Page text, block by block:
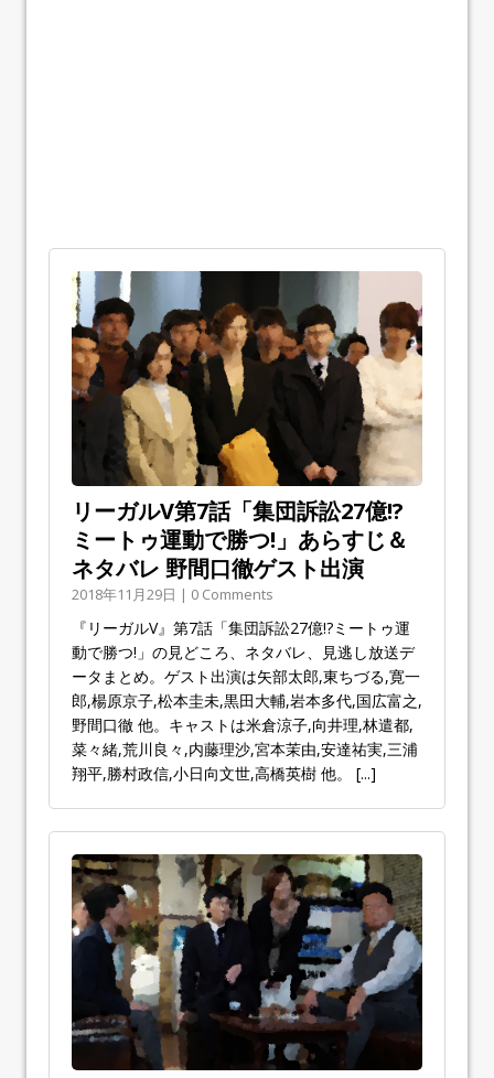
リーガルV第7話「集団訴訟27億!?
ミートゥ運動で勝つ!」あらすじ＆
ネタバレ 野間口徹ゲスト出演
2018年11月29日 | 0 Comments
『リーガルV』第7話「集団訴訟27億!?ミートゥ運
動で勝つ!」の見どころ、ネタバレ、見逃し放送デ
ータまとめ。ゲスト出演は矢部太郎,東ちづる,寛一
郎,楊原京子,松本圭未,黒田大輔,岩本多代,国広富之,
野間口徹 他。キャストは米倉涼子,向井理,林遣都,
菜々緒,荒川良々,内藤理沙,宮本茉由,安達祐実,三浦
翔平,勝村政信,小日向文世,高橋英樹 他。 [...]